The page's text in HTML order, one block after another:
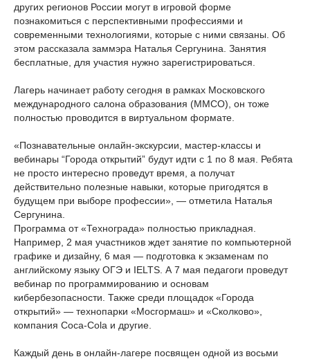
других регионов России могут в игровой форме
познакомиться с перспективными профессиями и
современными технологиями, которые с ними связаны. Об
этом рассказала заммэра Наталья Сергунина. Занятия
бесплатные, для участия нужно зарегистрироваться.
Лагерь начинает работу сегодня в рамках Московского
международного салона образования (ММСО), он тоже
полностью проводится в виртуальном формате.
«Познавательные онлайн-экскурсии, мастер-классы и
вебинары “Города открытий” будут идти с 1 по 8 мая. Ребята
не просто интересно проведут время, а получат
действительно полезные навыки, которые пригодятся в
будущем при выборе профессии», — отметила Наталья
Сергунина.
Программа от «Технограда» полностью прикладная.
Например, 2 мая участников ждет занятие по компьютерной
графике и дизайну, 6 мая — подготовка к экзаменам по
английскому языку ОГЭ и IELTS. А 7 мая педагоги проведут
вебинар по программированию и основам
кибербезопасности. Также среди площадок «Города
открытий» — технопарки «Мосгормаш» и «Сколково»,
компания Coca-Cola и другие.
Каждый день в онлайн-лагере посвящен одной из восьми